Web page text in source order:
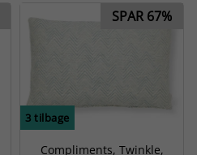
3 tilbage
SPAR 67%
Compliments, Twinkle,